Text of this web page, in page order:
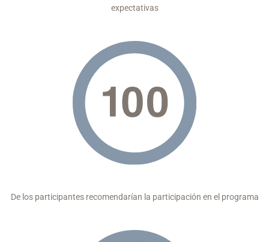
expectativas
De los participantes recomendarían la participación en el programa